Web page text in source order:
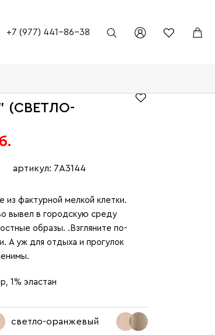
+7 (977) 441-86-38
(СВЕТЛО-
артикул: 7A3144
из фактурной мелкой клетки.
вывел в городскую среду
образы. .Взгляните по-
А уж для отдыха и прогулок
1% эластан
светло-оранжевый